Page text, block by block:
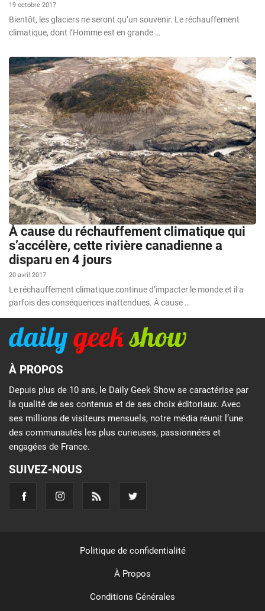
19 octobre 2017
Bientôt, les glaciers ne seront qu’un souvenir. Le réchauffement
climatique, dont l’Homme est en grande …
À cause du réchauffement climatique qui
s’accélère, cette rivière canadienne a
disparu en 4 jours
20 avril 2017
Le réchauffement climatique continue d’impacter le monde et il a
parfois des conséquences inattendues. À cause …
À PROPOS
Depuis plus de 10 ans, le Daily Geek Show se caractérise par
la qualité de ses contenus et de ses choix éditoriaux. Avec
ses millions de visiteurs mensuels, notre média réunit l’une
des communautés les plus curieuses, passionnées et
engagées de France.
SUIVEZ-NOUS
Politique de confidentialité
À Propos
Conditions Générales